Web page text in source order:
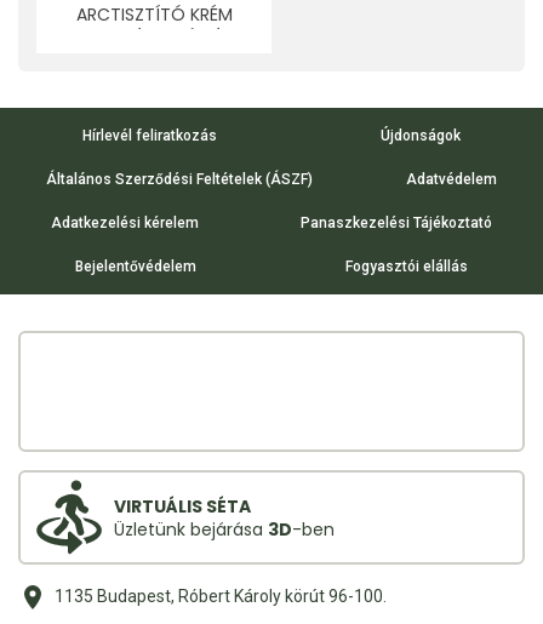
ARCTISZTÍTÓ KRÉM
Hírlevél feliratkozás Újdonságok
Általános Szerződési Feltételek (ÁSZF) Adatvédelem
Adatkezelési kérelem Panaszkezelési Tájékoztató
Bejelentővédelem Fogyasztói elállás
VIRTUÁLIS SÉTA
Üzletünk bejárása 3D-ben
1135 Budapest, Róbert Károly körút 96-100.